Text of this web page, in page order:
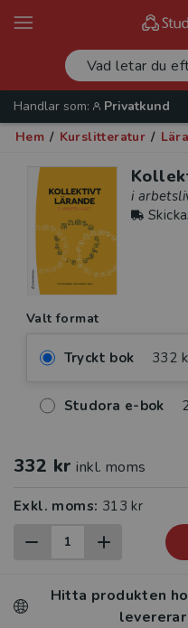
Handlar som:
Privatkund
Hem / Kurslitteratur /
i
Valt format
Tryckt bok 332
Studora e-bok
332 kr inkl. moms
Exkl. moms: 313 kr
Hitta produkten